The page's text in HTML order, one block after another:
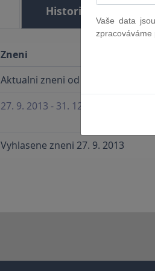
Historie
Zneni
Aktualni zneni od 1. 1. 2014
27. 9. 2013 - 31. 12. 2013
Vyhlasene zneni 27. 9. 2013
Vaše data
zpracováváme